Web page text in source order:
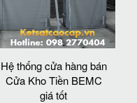
Hệ thống cửa hàng bán
Cửa Kho Tiền BEMC
giá tốt